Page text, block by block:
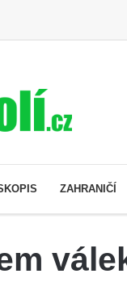
ZAHRANIČÍ